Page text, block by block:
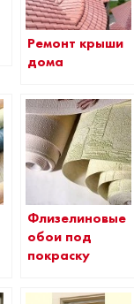
Ремонт крыши
дома
Флизелиновые
обои под
покраску